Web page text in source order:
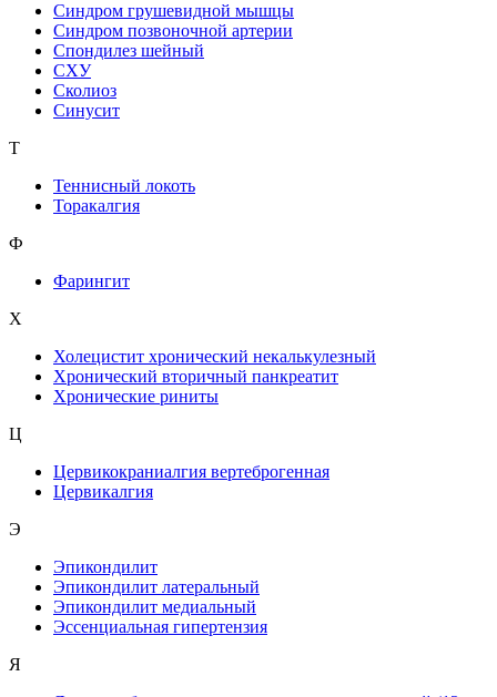
Синдром грушевидной мышцы
Синдром позвоночной артерии
Спондилез шейный
СХУ
Сколиоз
Синусит
Т
Теннисный локоть
Торакалгия
Ф
Фарингит
X
Холецистит хронический некалькулезный
Хронический вторичный панкреатит
Хронические риниты
Ц
Цервикокраниалгия вертеброгенная
Цервикалгия
Э
Эпикондилит
Эпикондилит латеральный
Эпикондилит медиальный
Эссенциальная гипертензия
Я